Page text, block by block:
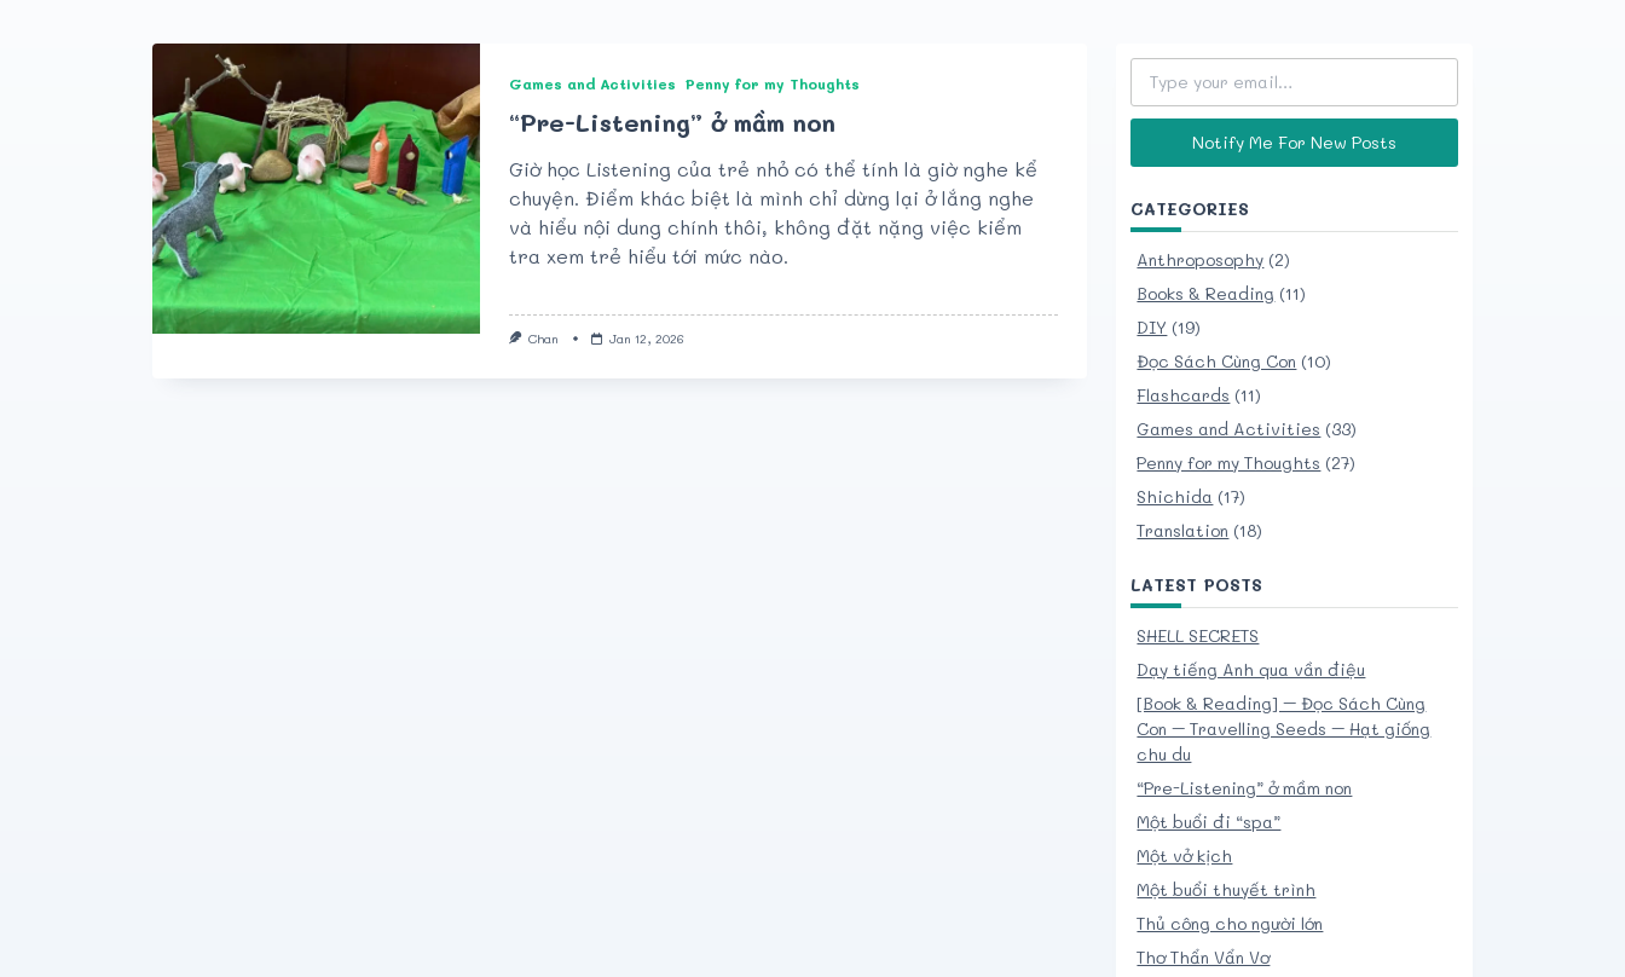
Games and Activities Penny for my Thoughts
“Pre-Listening” ở mầm non
Giờ học Listening của trẻ nhỏ có thể tính là giờ nghe kể
chuyện. Điểm khác biệt là mình chỉ dừng lại ở lắng nghe
và hiểu nội dung chính thôi, không đặt nặng việc kiểm
tra xem trẻ hiểu tới mức nào.
Chan Jan 12, 2026
Type your email…
Notify Me For New Posts
CATEGORIES
Anthroposophy (2)
Books & Reading (11)
DIY (19)
Đọc Sách Cùng Con (10)
Flashcards (11)
Games and Activities (33)
Penny for my Thoughts (27)
Shichida (17)
Translation (18)
LATEST POSTS
SHELL SECRETS
Dạy tiếng Anh qua vần điệu
[Book & Reading] – Đọc Sách Cùng
Con – Travelling Seeds – Hạt giống
chu du
“Pre-Listening” ở mầm non
Một buổi đi “spa”
Một vở kịch
Một buổi thuyết trình
Thủ công cho người lớn
Thơ Thẩn Vẩn Vơ